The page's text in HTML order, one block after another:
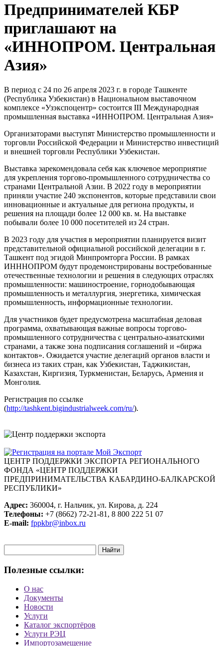
Предпринимателей КБР
приглашают на
«ИННОПРОМ. Центральная
Азия»
В период с 24 по 26 апреля 2023 г. в городе Ташкенте
(Республика Узбекистан) в Национальном выставочном
комплексе «Узэкспоцентр» состоится III Международная
промышленная выставка «ИННОПРОМ. Центральная Азия»
Организаторами выступят Министерство промышленности и
торговли Российской Федерации и Министерство инвестиций
и внешней торговли Республики Узбекистан.
Выставка зарекомендовала себя как ключевое мероприятие
для укрепления торгово-промышленного сотрудничества со
странами Центральной Азии. В 2022 году в мероприятии
приняли участие 240 экспонентов, которые представили свои
инновационные и актуальные для региона продукты, и
решения на площади более 12 000 кв. м. На выставке
побывали более 10 000 посетителей из 24 стран.
В 2023 году для участия в мероприятии планируется визит
представительной официальной российской делегации в г.
Ташкент под эгидой Минпромторга России. В рамках
ИHHHOПPOM будут продемонстрированы востребованные
отечественные технологии и решения в следующих отраслях
промышленности: машиностроение, горнодобывающая
промышленность и металлургия, энергетика, химическая
промышленность, информационные технологии.
Для участников будет предусмотрена масштабная деловая
программа, охватывающая важные вопросы торгово-
промышленного сотрудничества с центрально-азиатскими
странами, а также зона подписания соглашений и «биржа
контактов». Ожидается участие делегаций органов власти и
бизнеса из таких стран, как Узбекистан, Таджикистан,
Казахстан, Киргизия, Туркменистан, Беларусь, Армения и
Монголия.
Регистрация по ссылке
(http://tashkent.bigindustrialweek.com/ru/).
ЦЕНТР ПОДДЕРЖКИ ЭКСПОРТА РЕГИОНАЛЬНОГО
ФОНДА «ЦЕНТР ПОДДЕРЖКИ
ПРЕДПРИНИМАТЕЛЬСТВА КАБАРДИНО-БАЛКАРСКОЙ
РЕСПУБЛИКИ»
Адрес: 360004, г. Нальчик, ул. Кирова, д. 224
Телефоны: +7 (8662) 72-21-81, 8 800 222 51 07
E-mail: fppkbr@inbox.ru
для
поиска:
Полезные ссылки:
О нас
Документы
Новости
Услуги
Каталог экспортёров
Услуги РЭЦ
Импортозамещение